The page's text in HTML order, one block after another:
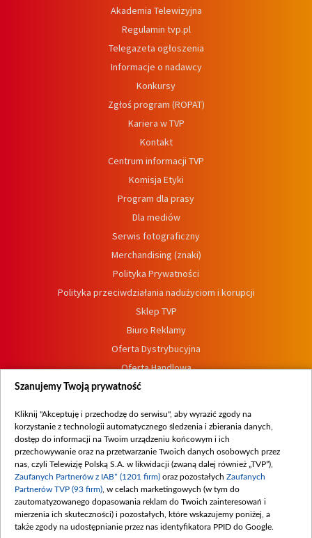
Akademia Telewizyjna
Regulamin tvp.pl
Telegazeta ogłoszenia
Informacje o nadawcy
Konkursy
Zgłoś program (ROPAT)
Kariera w TVP
Kontakt
Centrum informacji TVP
Komisja Etyki
Program dla prasy
Dla mediów
Serwis fotograficzny
Merchandising (znaki)
Polityka Prywatności
Polityka przeciwdziałania nadużyciom i korupcji
Sklep TVP
Biuro Reklamy
Oferta Dystrybucyjna
Oferta Handlowa
Dostępność
Procedura zgłoszeń wewnętrznych
Szanujemy Twoją prywatność
Kliknij "Akceptuję i przechodzę do serwisu", aby wyrazić zgody na
korzystanie z technologii automatycznego śledzenia i zbierania danych,
dostęp do informacji na Twoim urządzeniu końcowym i ich
przechowywanie oraz na przetwarzanie Twoich danych osobowych przez
nas, czyli Telewizję Polską S.A. w likwidacji (zwaną dalej również „TVP”),
Zaufanych Partnerów z IAB* (1201 firm) oraz pozostałych Zaufanych
Partnerów TVP (93 firm) , w celach marketingowych (w tym do
zautomatyzowanego dopasowania reklam do Twoich zainteresowań i
mierzenia ich skuteczności) i pozostałych, które wskazujemy poniżej, a
także zgody na udostępnianie przez nas identyfikatora PPID do Google.